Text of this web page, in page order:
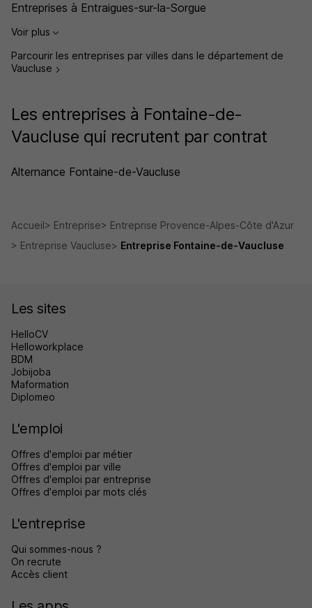
Entreprises à Entraigues-sur-la-Sorgue
Voir plus
Parcourir les entreprises par villes dans le département de
Vaucluse
Les entreprises à Fontaine-de-
Vaucluse qui recrutent par contrat
Alternance Fontaine-de-Vaucluse
Accueil Entreprise
Entreprise Provence-Alpes-Côte d'Azur
Entreprise Vaucluse
Entreprise Fontaine-de-Vaucluse
Les sites
HelloCV
Helloworkplace
BDM
Jobijoba
Maformation
Diplomeo
L'emploi
Offres d'emploi par métier
Offres d'emploi par ville
Offres d'emploi par entreprise
Offres d'emploi par mots clés
L'entreprise
Qui sommes-nous ?
On recrute
Accès client